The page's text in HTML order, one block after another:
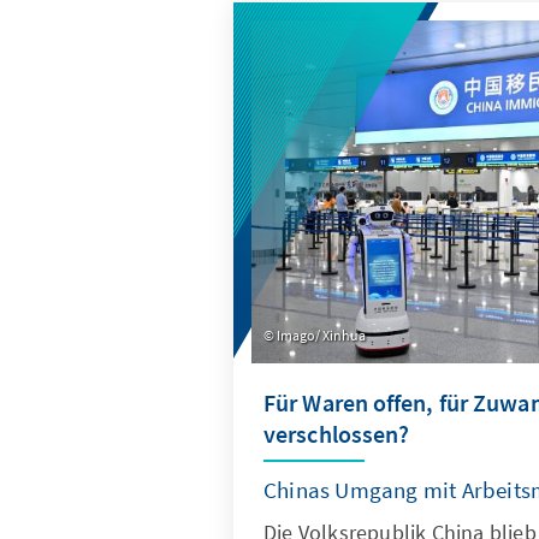
qualitativer und quantitativer
fundierte Einblicke in
Entwicklungen.
Imago/ Xinhua
Für Waren offen, für
verschlossen?
Chinas Umgang mit
Die Volksrepublik China